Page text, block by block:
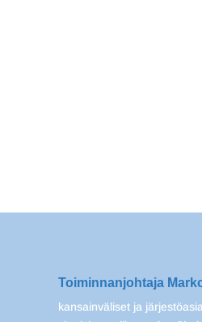
Toiminnanjohtaja
kansainväliset ja